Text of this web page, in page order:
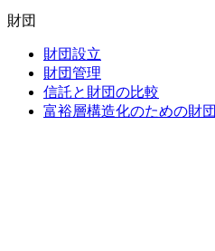
財団
財団設立
財団管理
信託と財団の比較
富裕層構造化のための財団